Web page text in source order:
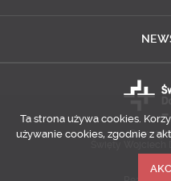
Ta strona używa cookies.
używanie cookies, zgodnie z